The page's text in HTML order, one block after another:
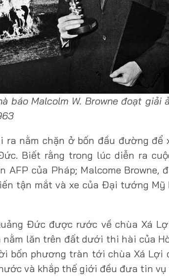
báo Malcolm W. Browne đoạt giải
nằm chặn ở bốn đầu đường để
Biết rằng trong lúc diễn ra
của Pháp; Malcome Browne,
tận mắt và xe của Đại tướng
Đức được rước về chùa Xá
nằm lăn trên đất dưới thi hài của
bốn phương tràn tới chùa Xá Lợi
và khắp thế giới đều đưa tin